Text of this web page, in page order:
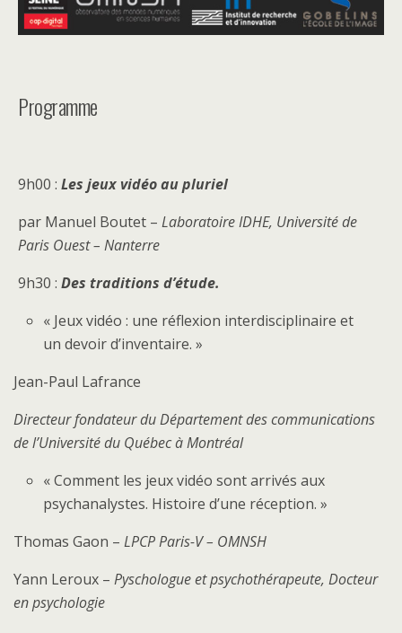
Programme
9h00 : Les jeux vidéo au pluriel
par Manuel Boutet – Laboratoire IDHE, Université de
Paris Ouest – Nanterre
9h30 : Des traditions d’étude.
« Jeux vidéo : une réflexion interdisciplinaire et
un devoir d’inventaire. »
Jean-Paul Lafrance
Directeur fondateur du Département des communications
de l’Université du Québec à Montréal
« Comment les jeux vidéo sont arrivés aux
psychanalystes. Histoire d’une réception. »
Thomas Gaon – LPCP Paris-V – OMNSH
Yann Leroux – Pyschologue et psychothérapeute, Docteur
en psychologie